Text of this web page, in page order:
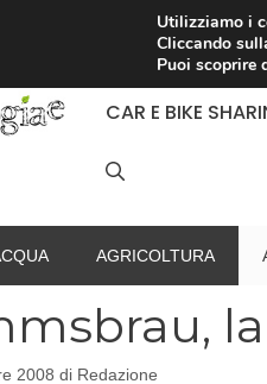
RACCOLTA
CAR E BIKE
AGRICOLTURA
2008 di Redazione
Utilizziamo i
Cliccando
Puoi scoprire